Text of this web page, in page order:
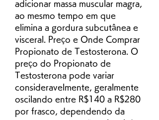
adicionar massa muscular magra,
ao mesmo tempo em que
elimina a gordura subcutânea e
visceral. Preço e Onde Comprar
Propionato de Testosterona. O
preço do Propionato de
Testosterona pode variar
consideravelmente, geralmente
oscilando entre R$140 a R$280
por frasco, dependendo da